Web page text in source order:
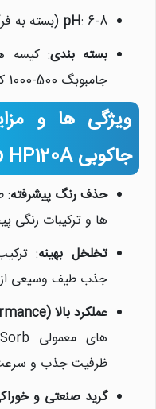
pH: 6-8 (بسته به فرآیند فعال سازی)
بسته بندی
جامبوبگ 500-1000 کیلوگرمی
ویژگی ها و
جاکوبی ColorSorb HP120A
حذف رنگ پیشرفته:
ها و ترکیبات رنگی
تخلخل بهینه:
جذب طیف وسیعی از
عملکرد بالا (High Performance)
ظرفیت جذب و
گرید صنعتی و